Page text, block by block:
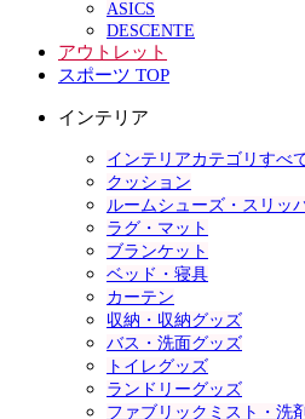
ASICS
DESCENTE
アウトレット
スポーツ TOP
インテリア
インテリアカテゴリすべ
クッション
ルームシューズ・スリッ
ラグ・マット
ブランケット
ベッド・寝具
カーテン
収納・収納グッズ
バス・洗面グッズ
トイレグッズ
ランドリーグッズ
ファブリックミスト・洗